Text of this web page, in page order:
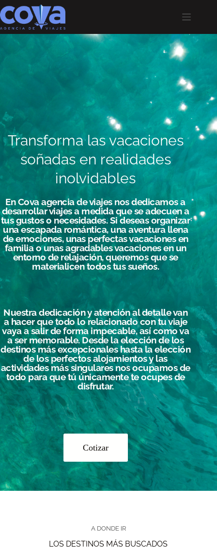
Transforma las vacaciones
soñadas en realidades
inolvidables
En Cova agencia de viajes nos dedicamos a
desarrollar viajes a medida que se adecuen a
tus gustos o necesidades. Si deseas organizar
una escapada romántica, una aventura llena
de emociones, unas perfectas vacaciones en
familia o unas agradables vacaciones en un
entorno de relajación, queremos que se
materialicen todos tus sueños.
Nuestra dedicación y atención al detalle van
a hacer que todo lo relacionado con tu viaje
vaya a salir de forma impecable, así como va
a ser memorable. Desde la elección de los
destinos más excepcionales hasta la elección
de los perfectos alojamientos y las
actividades más singulares nos ocupamos de
todo para que tú únicamente te ocupes de
disfrutar.
Cotizar
A DONDE IR
LOS DESTINOS MÁS BUSCADOS